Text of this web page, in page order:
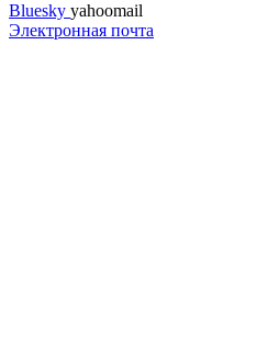
Bluesky yahoomail
Электронная почта